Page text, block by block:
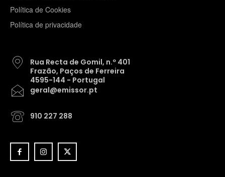
Política de Cookies
Política de privacidade
Rua Recta de Gomil, n.º 401
Frazão, Paços de Ferreira
4595-144 - Portugal
geral@emissor.pt
910 227 288